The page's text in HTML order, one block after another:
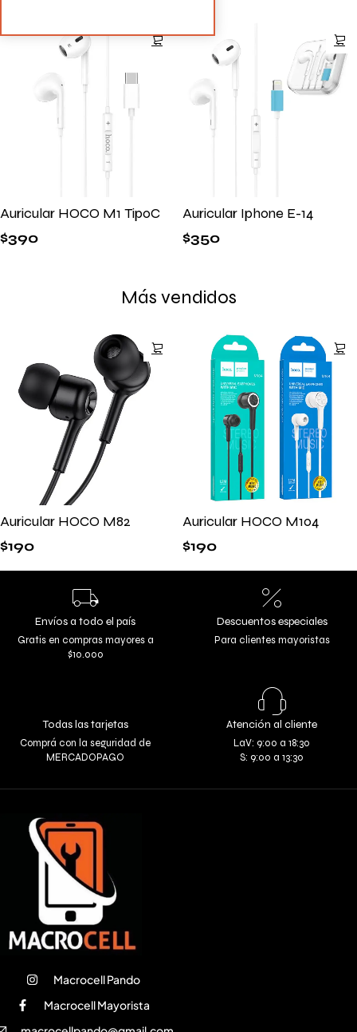
Auricular HOCO M1 TipoC
$390
Auricular Iphone E-14
$350
Más vendidos
Auricular HOCO M82
$190
Auricular HOCO M104
$190
Envíos a todo el país
Gratis en compras mayores a
$10.000
Descuentos especiales
Para clientes mayoristas
Todas las tarjetas
Comprá con la seguridad de
MERCADOPAGO
Atención al cliente
LaV: 9:00 a 18:30
S: 9:00 a 13:30
Macrocell Pando
Macrocell Mayorista